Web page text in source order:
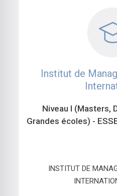
Institut de
Niveau I (Masters,
Grandes écoles) -
INSTITUT DE